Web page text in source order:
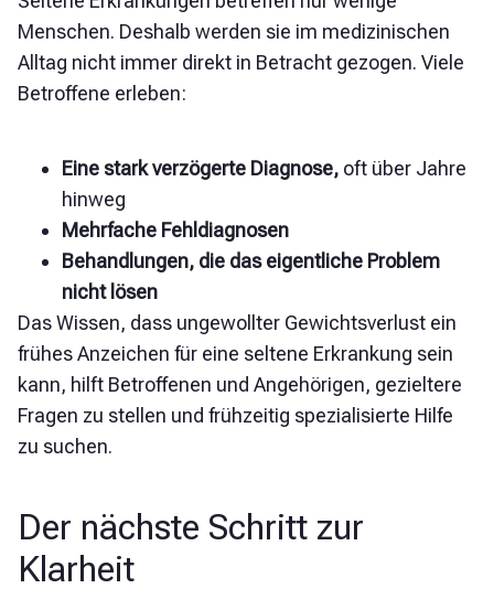
Menschen. Deshalb werden sie im medizinischen
Alltag nicht immer direkt in Betracht gezogen. Viele
Betroffene erleben:
Eine stark verzögerte Diagnose, oft über Jahre
hinweg
Mehrfache Fehldiagnosen
Behandlungen, die das eigentliche Problem
nicht lösen
Das Wissen, dass ungewollter Gewichtsverlust ein
frühes Anzeichen für eine seltene Erkrankung sein
kann, hilft Betroffenen und Angehörigen, gezieltere
Fragen zu stellen und frühzeitig spezialisierte Hilfe
zu suchen.
Der nächste Schritt zur
Klarheit